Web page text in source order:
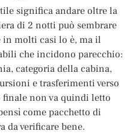
significa andare oltre la
di 2 notti può sembrare
in molti casi lo è, ma il
che incidono parecchio:
categoria della cabina,
e trasferimenti verso
non va quindi letto
come pacchetto di
da verificare bene.